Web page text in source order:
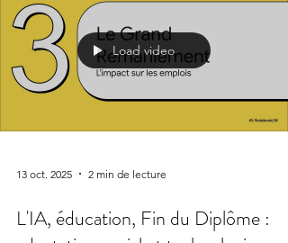
13 oct. 2025 2 min de lecture